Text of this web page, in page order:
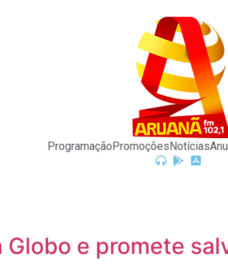
ProgramaçãoPromoçõesNotícias
e promete